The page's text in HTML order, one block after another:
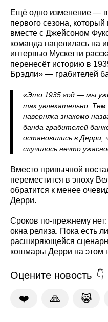
Ещё одно изменение —
первого сезона,
вместе с Джейсоном
команда нацелилась на
интервью Мускетти
перенесёт историю в
Брэдли» — грабителей
«Это 1935 год — мы
так увлекательно. Тем
наверняка знакомо
банда грабителей
остановились в
случилось нечто
Вместо привычной
переместится в эпоху
обратится к менее
Дерри.
Сроков по-прежнему
окна релиза. Пока есть
расширяющейся
кошмары Дерри на этом
Оцените новость
❤️ 🙏 😹